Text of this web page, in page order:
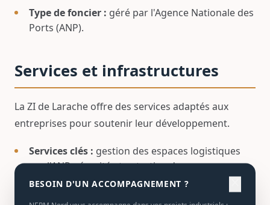
Type de foncier : géré par l'Agence Nationale des
Ports (ANP).
Services et infrastructures
La ZI de Larache offre des services adaptés aux
entreprises pour soutenir leur développement.
Services clés : gestion des espaces logistiques
par l'ANP, sécurité et entretien des
infrastructures.
Infrastructures adaptées :espaces pour la
BESOIN D'UN ACCOMPAGNEMENT ?